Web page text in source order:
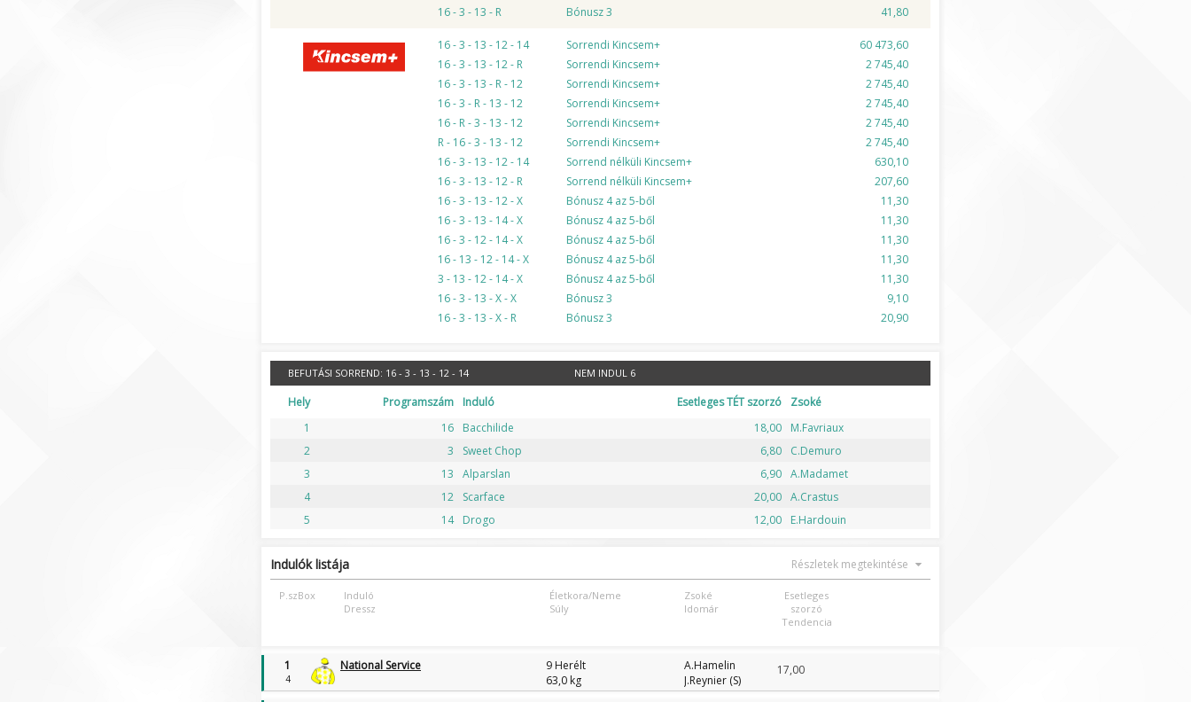
16 - 3 - 13 - R
Bónusz 3 41,80
Kincsem+ 16 - 3 - 13 - 12 - 14 Sorrendi Kincsem+
60 473,60
16 - 3 - 13 - 12 - R
Sorrendi Kincsem+
2 745,40
16 - 3 - 13 - R - 12
Sorrendi Kincsem+
2 745,40
16 - 3 - R - 13 - 12
Sorrendi Kincsem+
2 745,40
16 - R - 3 - 13 - 12
Sorrendi Kincsem+
2 745,40
R - 16 - 3 - 13 - 12
Sorrendi Kincsem+
2 745,40
16 - 3 - 13 - 12 - 14
Sorrend nélküli Kincsem+
630,10
16 - 3 - 13 - 12 - R
Sorrend nélküli Kincsem+
207,60
16 - 3 - 13 - 12 - X
Bónusz 4 az 5-ből
11,30
16 - 3 - 13 - 14 - X
Bónusz 4 az 5-ből
11,30
16 - 3 - 12 - 14 - X
Bónusz 4 az 5-ből
11,30
16 - 13 - 12 - 14 - X
Bónusz 4 az 5-ből
11,30
3 - 13 - 12 - 14 - X
Bónusz 4 az 5-ből
11,30
16 - 3 - 13 - X - X
Bónusz 3
9,10
16 - 3 - 13 - X - R
Bónusz 3 20,90
BEFUTÁSI SORREND: 16 - 3 - 13 - 12 - 14 NEM INDUL 6
Hely Programszám Induló Esetleges TÉT szorzó
Zsoké
1
16 Bacchilide 18,00
M.Favriaux
2
3 Sweet Chop 6,80
C.Demuro
3
13 Alparslan 6,90 A.Madamet
4
12 Scarface 20,00 A.Crastus
5
14 Drogo 12,00 E.Hardouin
Indulók listája Részletek megtekintése
P.szBox
Induló
Dressz
Életkora/Neme
Súly
Zsoké
Idomár
Esetleges
szorzó
Tendencia
1
4
National Service
9 Herélt
63,0 kg
A.Hamelin
J.Reynier (S)
17,00